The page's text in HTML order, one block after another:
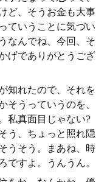
ど、そうお金も大事
ていうことに気づい
なんでね、今回、そ
げでありがとうござ
知れたので、それを
そうっていうのを、
私真面目じゃない?
う、ちょっと照れ隠
うそう。まあね、時
ですよ。うんうん。